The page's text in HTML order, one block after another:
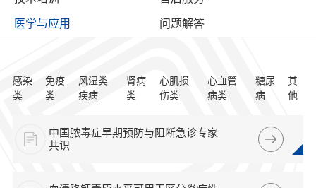
医学与应用 问题解答
感染
类
免疫
类
风湿类
疾病
肾病
类
心肌损
伤类
心血管
病类
糖尿
病
其
他
中国脓毒症早期预防与阻断急诊专家
共识